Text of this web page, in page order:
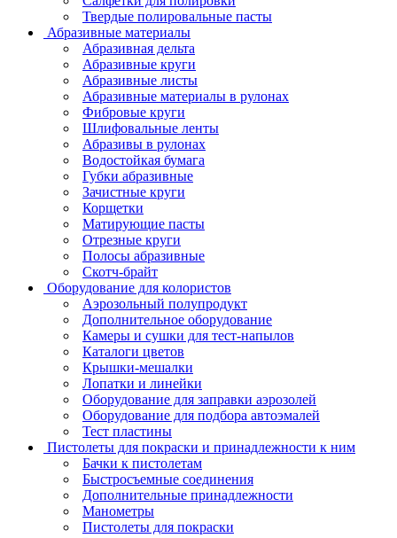
Твердые полировальные пасты
Абразивные материалы
Абразивная дельта
Абразивные круги
Абразивные листы
Абразивные материалы в рулонах
Фибровые круги
Шлифовальные ленты
Абразивы в рулонах
Водостойкая бумага
Губки абразивные
Зачистные круги
Корщетки
Матирующие пасты
Отрезные круги
Полосы абразивные
Скотч-брайт
Оборудование для колористов
Аэрозольный полупродукт
Дополнительное оборудование
Камеры и сушки для тест-напылов
Каталоги цветов
Крышки-мешалки
Лопатки и линейки
Оборудование для заправки аэрозолей
Оборудование для подбора автоэмалей
Тест пластины
Пистолеты для покраски и принадлежности к ним
Бачки к пистолетам
Быстросъемные соединения
Дополнительные принадлежности
Манометры
Пистолеты для покраски